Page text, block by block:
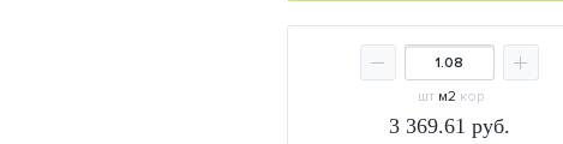
шт м2 кор
3 369.61 руб.